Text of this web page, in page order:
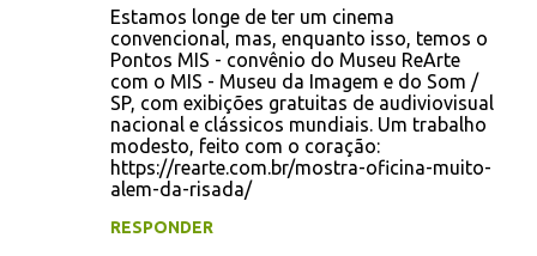
Estamos longe de ter um cinema
convencional, mas, enquanto isso, temos o
Pontos MIS - convênio do Museu ReArte
com o MIS - Museu da Imagem e do Som /
SP, com exibições gratuitas de audiviovisual
nacional e clássicos mundiais. Um trabalho
modesto, feito com o coração:
https://rearte.com.br/mostra-oficina-muito-
alem-da-risada/
RESPONDER